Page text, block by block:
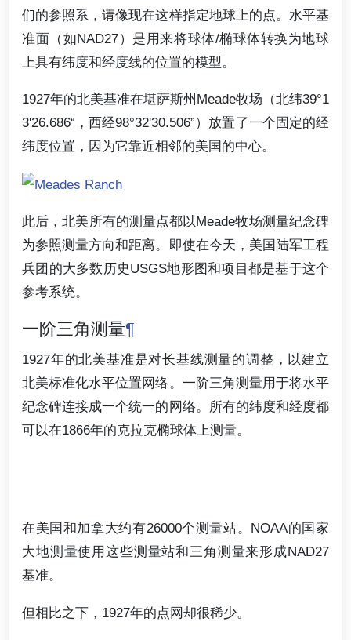
们的参照系，请像现在这样指定地球上的点。水平基
准面（如NAD27）是用来将球体/椭球体转换为地球
上具有纬度和经度线的位置的模型。
1927年的北美基准在堪萨斯州Meade牧场（北纬39°1
3'26.686“，西经98°32'30.506”）放置了一个固定的经
纬度位置，因为它靠近相邻的美国的中心。
此后，北美所有的测量点都以Meade牧场测量纪念碑
为参照测量方向和距离。即使在今天，美国陆军工程
兵团的大多数历史USGS地形图和项目都是基于这个
参考系统。
一阶三角测量¶
1927年的北美基准是对长基线测量的调整，以建立
北美标准化水平位置网络。一阶三角测量用于将水平
纪念碑连接成一个统一的网络。所有的纬度和经度都
可以在1866年的克拉克椭球体上测量。
在美国和加拿大约有26000个测量站。NOAA的国家
大地测量使用这些测量站和三角测量来形成NAD27
基准。
但相比之下，1927年的点网却很稀少。